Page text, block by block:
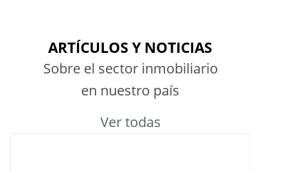
ARTÍCULOS Y NOTICIAS
Sobre el sector inmobiliario
en nuestro país
Ver todas